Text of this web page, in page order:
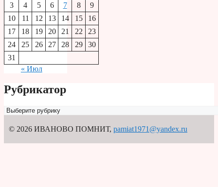
3
4 5 6 7 8
9
10
11 12 13 14 15
16
17
18 19 20 21 22
23
24
25 26 27 28 29
30
31
« Июл
Рубрикатор
Рубрикатор
© 2026 ИВАНОВО ПОМНИТ, pamiat1971@yandex.ru